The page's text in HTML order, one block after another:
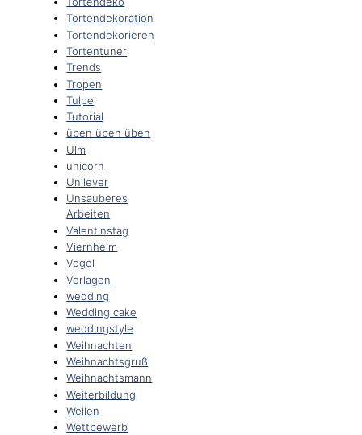
Tortendekoration
Tortendekorieren
Tortentuner
Trends
Tropen
Tulpe
Tutorial
üben üben üben
Ulm
unicorn
Unilever
Unsauberes
Arbeiten
Valentinstag
Viernheim
Vogel
Vorlagen
wedding
Wedding cake
weddingstyle
Weihnachten
Weihnachtsgruß
Weihnachtsmann
Weiterbildung
Wellen
Wettbewerb